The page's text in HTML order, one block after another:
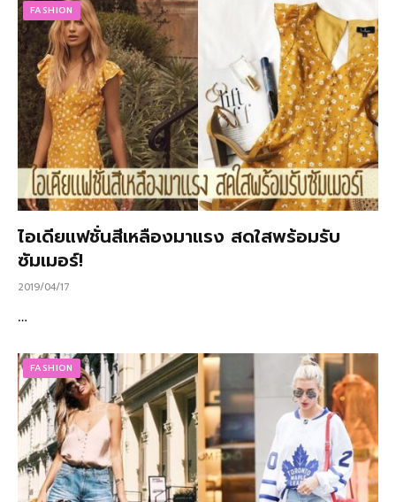
FASHION
ไอเดียแฟชั่นสีเหลืองมาแรง สดใสพร้อมรับ
ซัมเมอร์!
2019/04/17
…
FASHION